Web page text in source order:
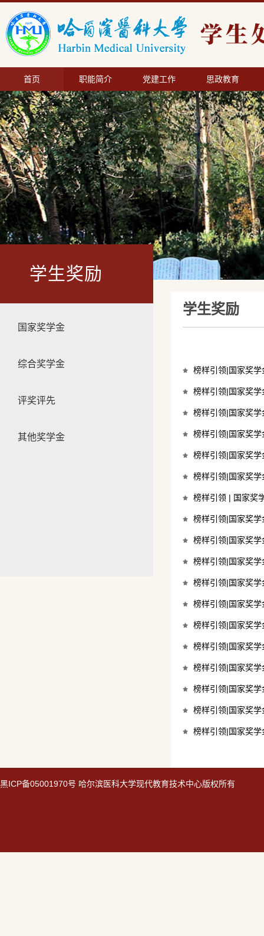
首页 职能简介 党建工作 思政教育
学生奖励
国家奖学金
综合奖学金
评奖评先
其他奖学金
学生奖励
榜样引领|国家奖
榜样引领|国家奖
榜样引领|国家奖
榜样引领|国家奖
榜样引领|国家奖
榜样引领|国家奖
榜样引领 | 国家奖
榜样引领|国家奖
榜样引领|国家奖
榜样引领|国家奖
榜样引领|国家奖
榜样引领|国家奖
榜样引领|国家奖
榜样引领|国家奖
榜样引领|国家奖
榜样引领|国家奖
榜样引领|国家奖
榜样引领|国家奖
黑ICP备05001970号 哈尔滨医科大学现代教育技术中心版权所有